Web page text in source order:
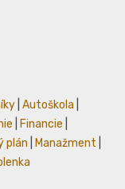
Autoškola
Financie
plán Manažment